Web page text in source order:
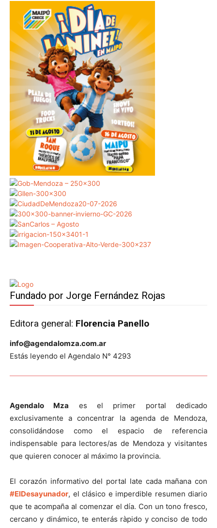
Fundado por Jorge Fernández Rojas
Editora general: Florencia Panello
info@agendalomza.com.ar
Estás leyendo el Agendalo N° 4293
Agendalo Mza es el primer portal dedicado
exclusivamente a concentrar la agenda de Mendoza,
consolidándose como el espacio de referencia
indispensable para lectores/as de Mendoza y visitantes
que quieren conocer al máximo la provincia.
El corazón informativo del portal late cada mañana con
#ElDesayunador, el clásico e imperdible resumen diario
que te acompaña al comenzar el día. Con un tono fresco,
cercano y dinámico, te enterás ràpido y conciso de todo